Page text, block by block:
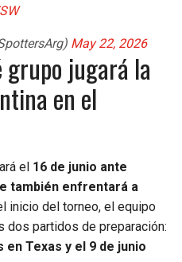
May 22, 2026
grupo jugará la
en el
el 16 de junio ante
también enfrentará a
inicio del torneo, el equipo
dos partidos de preparación:
en Texas y el 9 de junio